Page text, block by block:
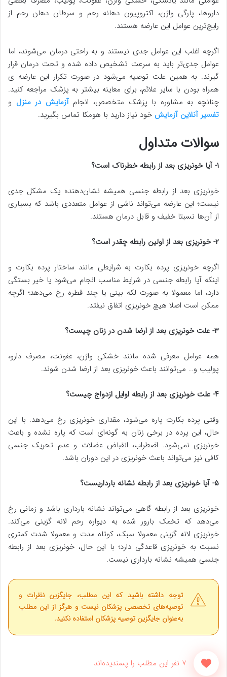
داروها، پارگی واژن، اکتروپیون دهانه رحم و سرطان دهان رحم از
رایج‌ترین عوامل این عارضه هستند.
اگرچه اغلب این عوامل جدی نیستند و به راحتی درمان می‌شوند، اما
عوامل جدی‌تر باید به سرعت تشخیص داده شده و تحت درمان قرار
گیرند. به همین علت توصیه می‌شود در صورت تکرار این عارضه ی
همراه بودن با سایر علائم، برای معاینه بیشتر به پزشک مراجعه کنید.
چنانچه به مشاوره با پزشک متخصص، انجامآزمایش در منزل و
تفسیر آنلاین آزمایش‌ خود نیاز دارید با هومکا تماس بگیرید.
سوالات متداول
۱- آیا خونریزی بعد از رابطه خطرناک است؟
خونریزی بعد از رابطه جنسی همیشه نشان‌دهنده یک مشکل جدی
نیست؛ این عارضه می‌تواند ناشی از عوامل متعددی باشد که بسیاری
از آن‌ها نسبتا خفیف و قابل درمان هستند.
۲- خونریزی بعد از اولین رابطه چقدر است؟
اگرچه خونریزی پرده بکارت به شرایطی مانند ساختار پرده بکارت و
اینکه آیا رابطه جنسی در شرایط مناسب انجام می‌شود یا خیر بستگی
دارد، اما معمولا به صورت لکه بینی یا چند قطره رخ می‌دهد؛ اگرچه
ممکن است اصلا هیچ خونریزی اتفاق نیفتد.
۳- علت خونریزی بعد از ارضا شدن در زنان چیست؟
همه عوامل معرفی شده مانند خشکی واژن، عفونت، مصرف دارو،
پولیب و… می‌توانند باعث خونریزی بعد از ارضا شدن شوند.
۴- علت خونریزی بعد از رابطه اوایل ازدواج چیست؟
وقتی پرده بکارت پاره می‌شود، مقداری خونریزی رخ می‌دهد. با این
حال، این پرده در برخی زنان به گونه‌ای است که پاره نشده و باعث
خونریزی نمی‌شود. اضطراب، انقباض عضلات و عدم تحریک جنسی
کافی نیز می‌تواند باعث خونریزی در این دوران باشد.
۵- آیا خونریزی بعد از رابطه نشانه بارداریست؟
خونریزی بعد از رابطه گاهی می‌تواند نشانه بارداری باشد و زمانی رخ
می‌دهد که تخمک بارور شده به دیواره رحم لانه گزینی می‌کند.
خونریزی لانه گزینی معمولا سبک، کوتاه مدت و معمولا شدت کمتری
نسبت به خونریزی قاعدگی دارد؛ با این حال، خونریزی بعد از رابطه
جنسی همیشه نشانه بارداری نیست.
توجه داشته باشید که این مطلب، جایگزین نظرات و
توصیه‌های تخصصی پزشکان نیست و هرگز از این مطلب
به‌عنوان جایگزین توصیه پزشکان استفاده نکنید.
7 نفر این مطلب را پسندیده‌اند